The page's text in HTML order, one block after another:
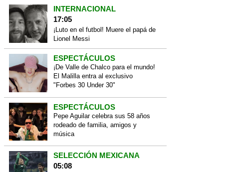
INTERNACIONAL
17:05
¡Luto en el futbol! Muere el papá de
Lionel Messi
ESPECTÁCULOS
¡De Valle de Chalco para el mundo!
El Malilla entra al exclusivo
"Forbes 30 Under 30"
ESPECTÁCULOS
Pepe Aguilar celebra sus 58 años
rodeado de familia, amigos y
música
SELECCIÓN MEXICANA
05:08